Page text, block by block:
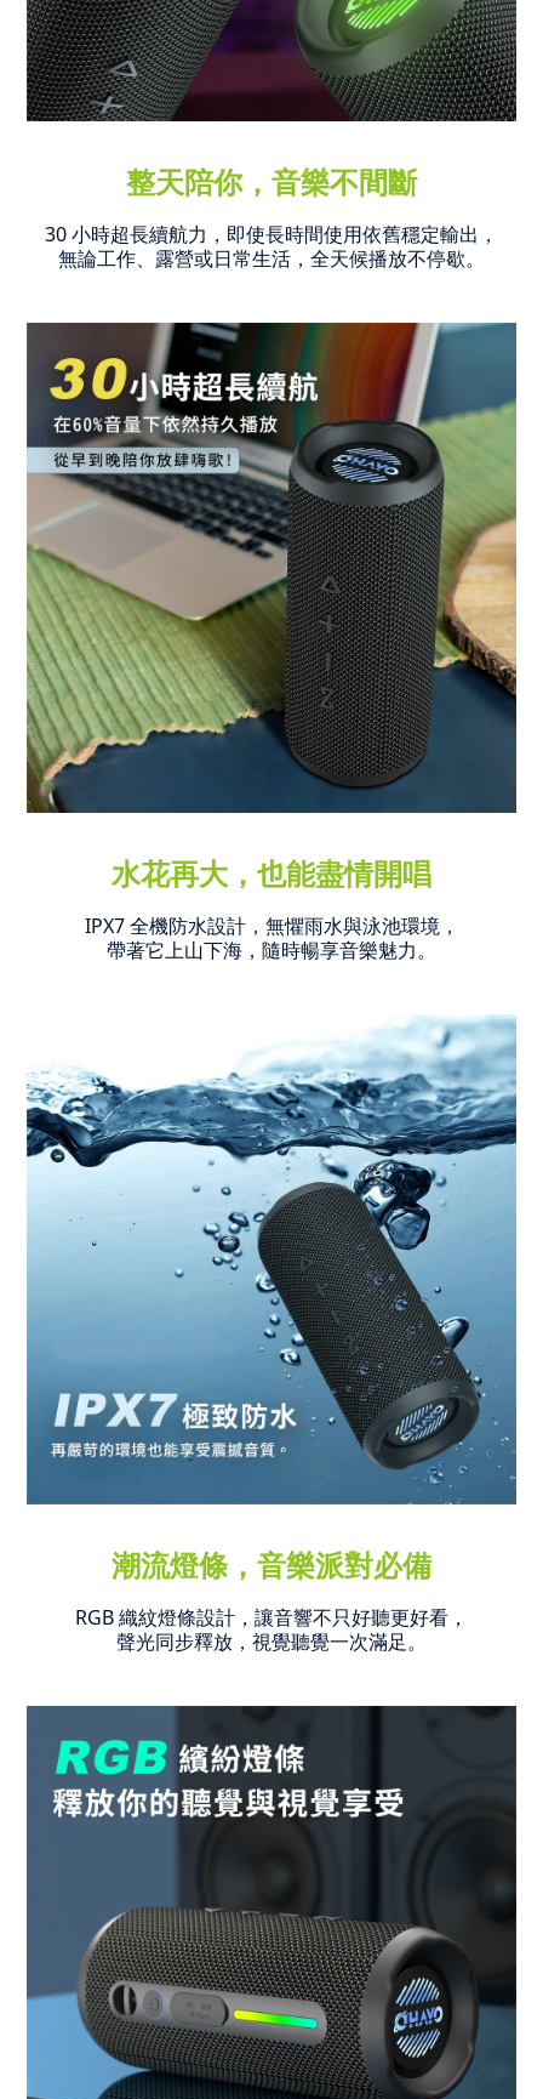
整天陪你，音樂不間斷
30 小時超長續航力，即使長時間使用依舊穩定輸出，
無論工作、露營或日常生活，全天候播放不停歇。
水花再大，也能盡情開唱
IPX7 全機防水設計，無懼雨水與泳池環境，
帶著它上山下海，隨時暢享音樂魅力。
潮流燈條，音樂派對必備
RGB 織紋燈條設計，讓音響不只好聽更好看，
聲光同步釋放，視覺聽覺一次滿足。